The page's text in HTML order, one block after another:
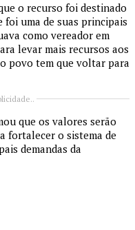
o recurso foi destinado
foi uma de suas principais
como vereador em
levar mais recursos aos
povo tem que voltar para
que os valores serão
fortalecer o sistema de
demandas da